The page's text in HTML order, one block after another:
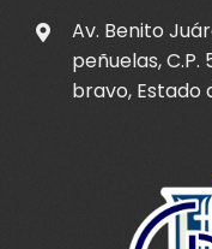
Av. Benito
peñuelas, C.P.
bravo, Estado